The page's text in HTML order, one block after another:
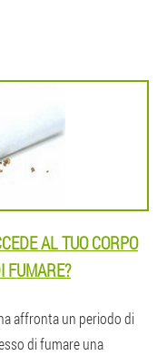
AL TUO CORPO
FUMARE?
affronta un periodo di
di fumare una